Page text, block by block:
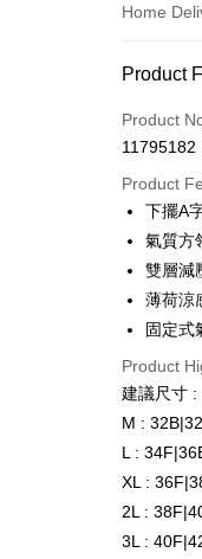
Home
Credit
Credit
0% for
Taiwan
The
Cathay
HSBC
Union
Yuanta
E.SUN
LINE Pay
Apple Pay
JKOPAY
ATM
Product
Product
11795182
Product
下擺A
氣質方
雙層減
薄荷涼
固定式
Product
建議尺寸 :
M :
L :
XL :
2L :
3L :